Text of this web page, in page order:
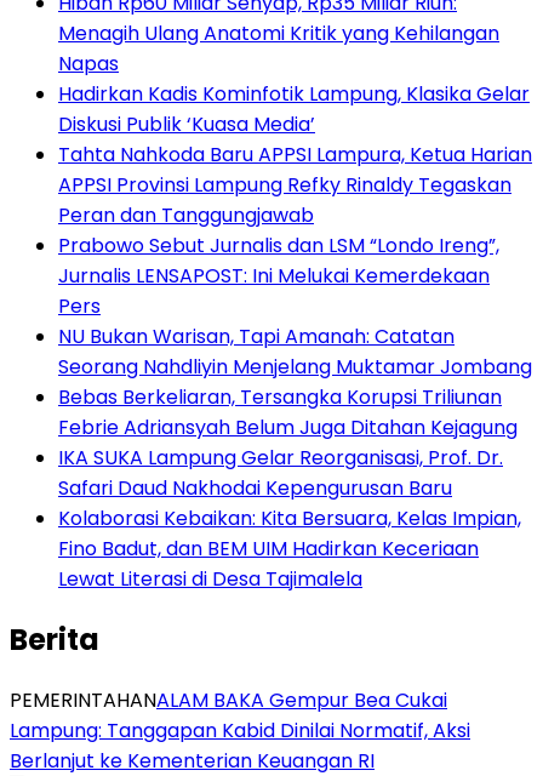
Menagih Ulang Anatomi Kritik yang Kehilangan
Napas
Hadirkan Kadis Kominfotik Lampung, Klasika Gelar
Diskusi Publik ‘Kuasa Media’
Tahta Nahkoda Baru APPSI Lampura, Ketua Harian
APPSI Provinsi Lampung Refky Rinaldy Tegaskan
Peran dan Tanggungjawab
Prabowo Sebut Jurnalis dan LSM “Londo Ireng”,
Jurnalis LENSAPOST: Ini Melukai Kemerdekaan
Pers
NU Bukan Warisan, Tapi Amanah: Catatan
Seorang Nahdliyin Menjelang Muktamar Jombang
Bebas Berkeliaran, Tersangka Korupsi Triliunan
Febrie Adriansyah Belum Juga Ditahan Kejagung
IKA SUKA Lampung Gelar Reorganisasi, Prof. Dr.
Safari Daud Nakhodai Kepengurusan Baru
Kolaborasi Kebaikan: Kita Bersuara, Kelas Impian,
Fino Badut, dan BEM UIM Hadirkan Keceriaan
Lewat Literasi di Desa Tajimalela
Berita
PEMERINTAHANALAM BAKA Gempur Bea Cukai
Lampung: Tanggapan Kabid Dinilai Normatif, Aksi
Berlanjut ke Kementerian Keuangan RI